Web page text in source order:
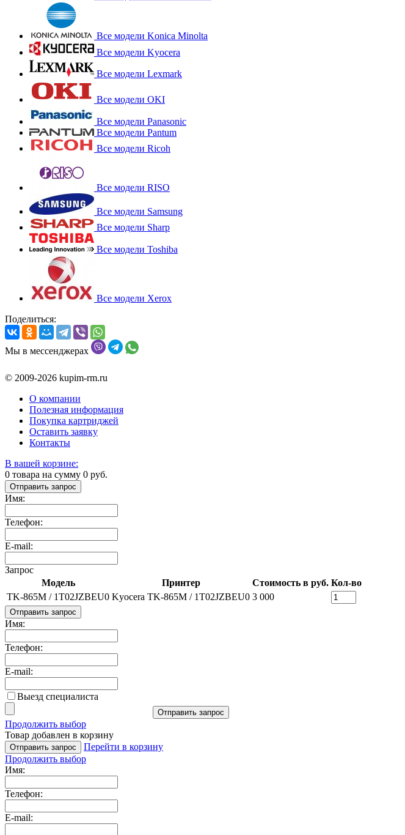
Все модели Konica Minolta
Все модели Kyocera
Все модели Lexmark
Все модели OKI
Все модели Panasonic
Все модели Pantum
Все модели Ricoh
Все модели RISO
Все модели Samsung
Все модели Sharp
Все модели Toshiba
Все модели Xerox
Поделиться:
Мы в мессенджерах
© 2009-2026 kupim-rm.ru
О компании
Полезная информация
Покупка картриджей
Оставить заявку
Контакты
В вашей корзине:
0 товара на сумму 0 руб.
Отправить запрос
Имя:
Телефон:
E-mail:
Запрос
Модель
Принтер Стоимость в руб. Кол-во
TK-865M / 1T02JZBEU0 Kyocera TK-865M / 1T02JZBEU0 3 000
Отправить запрос
Имя:
Телефон:
E-mail:
Выезд специалиста
Отправить запрос
Продолжить выбор
Товар добавлен в корзину
Отправить запрос
Перейти в корзину
Продолжить выбор
Имя:
Телефон:
E-mail: